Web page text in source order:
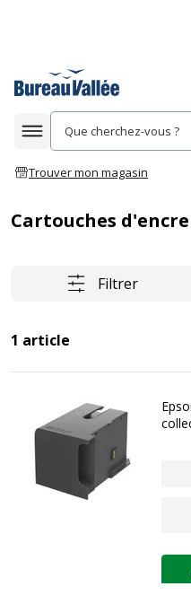
Afficher la navigation
Trouver mon magasin
Cartouches d'encre
Filtrer
1 article